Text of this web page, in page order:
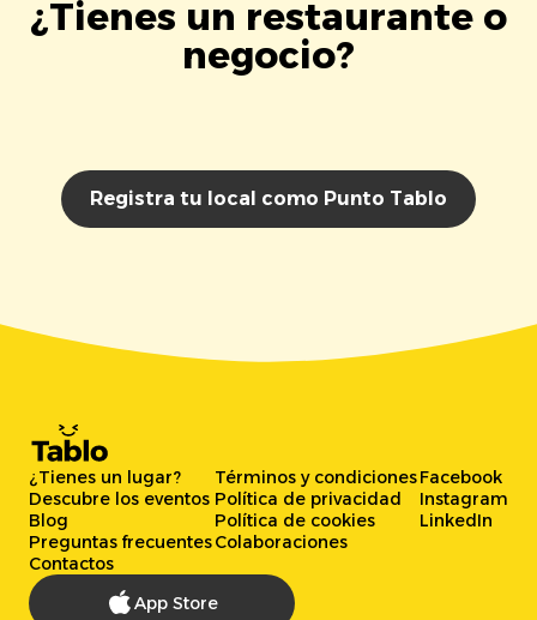
¿Tienes un restaurante o
negocio?
Registra tu local como Punto Tablo
¿Tienes un lugar?
Descubre los eventos
Blog
Preguntas frecuentes
Contactos
Términos y condiciones
Política de privacidad
Política de cookies
Colaboraciones
Facebook
Instagram
LinkedIn
App Store